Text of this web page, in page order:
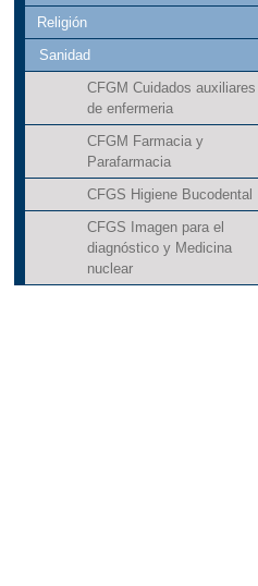
Religión
Sanidad
CFGM Cuidados auxiliares
de enfermeria
CFGM Farmacia y
Parafarmacia
CFGS Higiene Bucodental
CFGS Imagen para el
diagnóstico y Medicina
nuclear